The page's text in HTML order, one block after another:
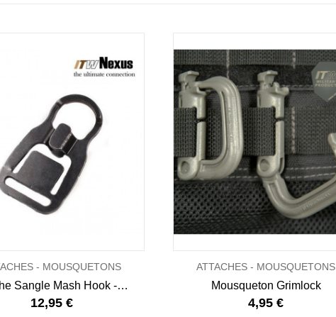
- MOUSQUETONS
Attache Sangle Mash Hook - ITW Nexus
12,95 €
ATTACHES - MOUSQUETONS
Mousqueton Grimlock
4,95 €